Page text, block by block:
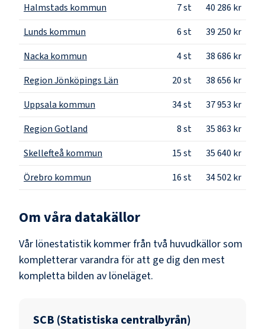
Halmstads kommun
7st
40 286 kr
Lunds kommun
6st
39 250 kr
Nacka kommun
4st
38 686 kr
Region Jönköpings Län
20st
38 656 kr
Uppsala kommun
34st
37 953 kr
Region Gotland
8st
35 863 kr
Skellefteå kommun
15st
35 640 kr
Örebro kommun
16st 34 502 kr
Om våra datakällor
Vår lönestatistik kommer från två huvudkällor som
kompletterar varandra för att ge dig den mest
kompletta bilden av löneläget.
SCB (Statistiska centralbyrån)